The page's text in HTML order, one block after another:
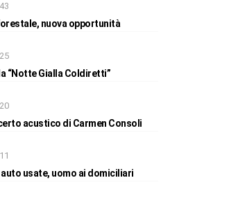
nuova opportunità
“Notte Gialla Coldiretti”
acustico di Carmen Consoli
usate, uomo ai domiciliari